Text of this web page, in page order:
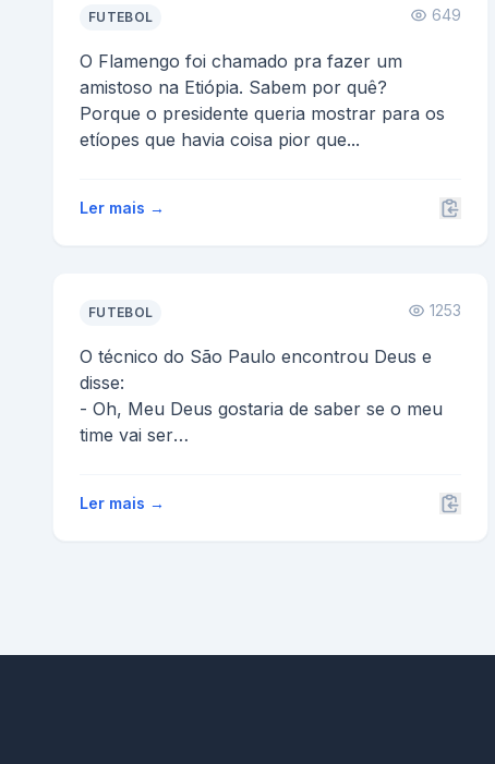
FUTEBOL 649
O Flamengo foi chamado pra fazer um
amistoso na Etiópia. Sabem por quê?
Porque o presidente queria mostrar para os
etíopes que havia coisa pior que...
Ler mais →
FUTEBOL 1253
O técnico do São Paulo encontrou Deus e
disse:
- Oh, Meu Deus gostaria de saber se o meu
time vai ser
Ler mais →